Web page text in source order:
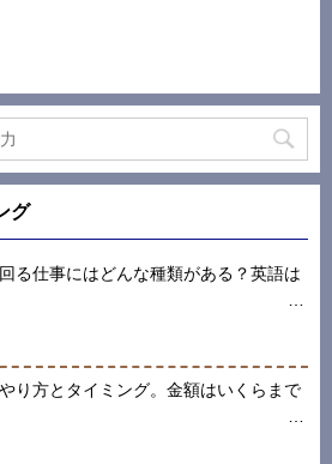
グ
る仕事にはどんな種類がある？英語は
り方とタイミング。金額はいくらまで